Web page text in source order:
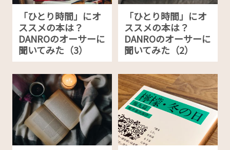
「ひとり時間」にオ
ススメの本は？
DANROのオーサーに
聞いてみた（3）
「ひとり時間」にオ
ススメの本は？
DANROのオーサーに
聞いてみた（2）